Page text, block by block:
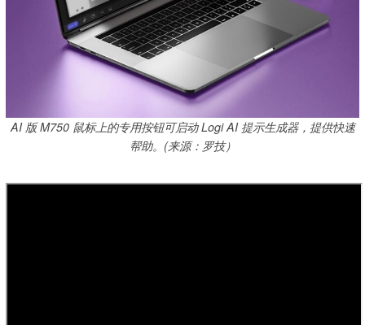
AI 版 M750 鼠标上的专用按钮可启动 Logi AI 提示生成器，提供快速
帮助。(来源：罗技）